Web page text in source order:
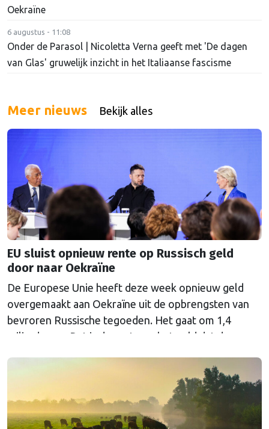
Oekraïne
6 augustus - 11:08
Onder de Parasol | Nicoletta Verna geeft met 'De dagen
van Glas' gruwelijk inzicht in het Italiaanse fascisme
Meer nieuws Bekijk alles
EU sluist opnieuw rente op Russisch geld
door naar Oekraïne
De Europese Unie heeft deze week opnieuw geld
overgemaakt aan Oekraïne uit de opbrengsten van
bevroren Russische tegoeden. Het gaat om 1,4
miljard euro. Dat is de rente op het geld dat de
Euroclear parkeerde. De EU bevroor dat geld na de
Continued